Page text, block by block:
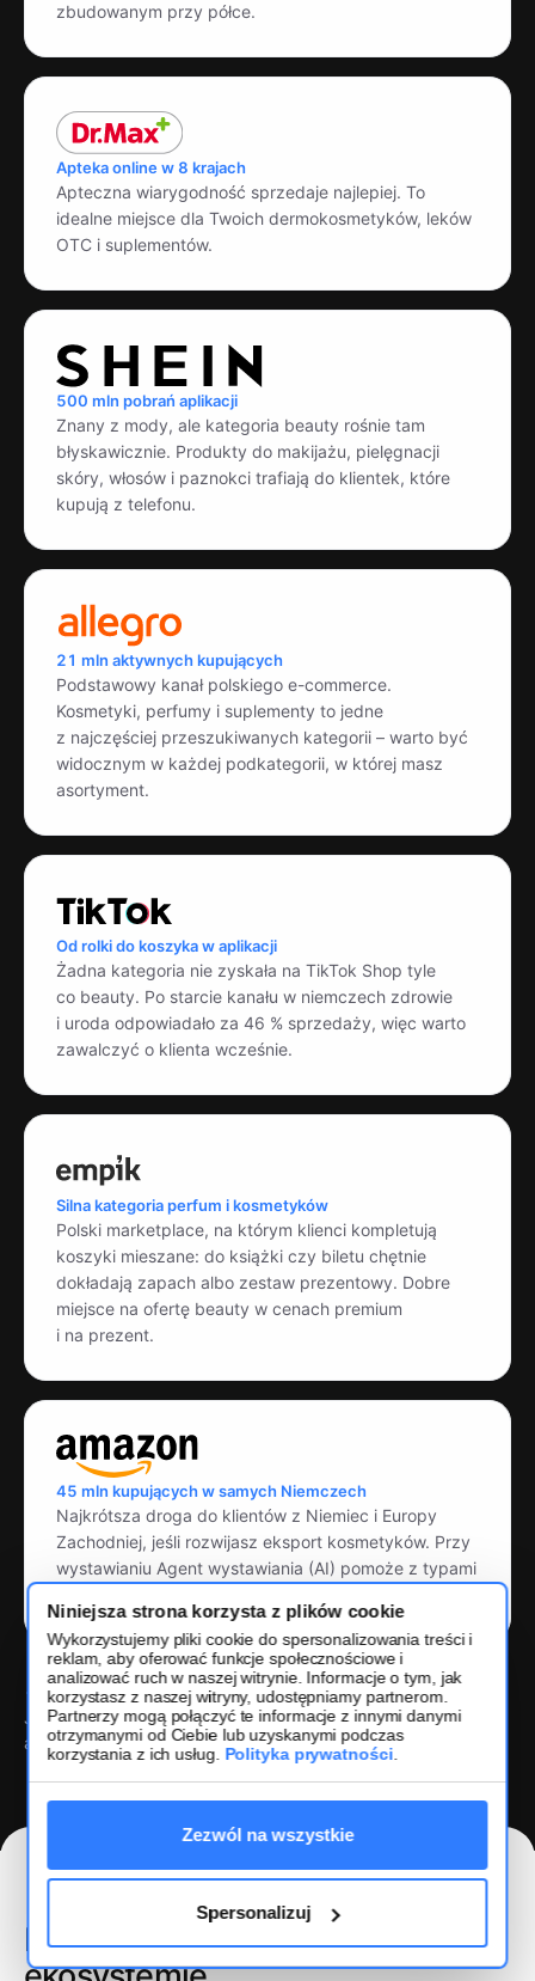
Niniejsza strona korzysta z plików cookie
Wykorzystujemy pliki cookie do spersonalizowania treści i
reklam, aby oferować funkcje społecznościowe i
analizować ruch w naszej witrynie. Informacje o tym, jak
korzystasz z naszej witryny, udostępniamy partnerom.
Partnerzy mogą połączyć te informacje z innymi danymi
otrzymanymi od Ciebie lub uzyskanymi podczas
korzystania z ich usług. Polityka prywatności.
Zezwól na wszystkie
Spersonalizuj
zbudowanym przy półce.
Apteka online w 8 krajach
Apteczna wiarygodność sprzedaje najlepiej. To
idealne miejsce dla Twoich dermokosmetyków, leków
OTC i suplementów.
500 mln pobrań aplikacji
Znany z mody, ale kategoria beauty rośnie tam
błyskawicznie. Produkty do makijażu, pielęgnacji
skóry, włosów i paznokci trafiają do klientek, które
kupują z telefonu.
21 mln aktywnych kupujących
Podstawowy kanał polskiego e-commerce.
Kosmetyki, perfumy i suplementy to jedne
z najczęściej przeszukiwanych kategorii – warto być
widocznym w każdej podkategorii, w której masz
asortyment.
Od rolki do koszyka w aplikacji
Żadna kategoria nie zyskała na TikTok Shop tyle
co beauty. Po starcie kanału w niemczech zdrowie
i uroda odpowiadało za 46 % sprzedaży, więc warto
zawalczyć o klienta wcześnie.
Silna kategoria perfum i kosmetyków
Polski marketplace, na którym klienci kompletują
koszyki mieszane: do książki czy biletu chętnie
dokładają zapach albo zestaw prezentowy. Dobre
miejsce na ofertę beauty w cenach premium
i na prezent.
45 mln kupujących w samych Niemczech
Najkrótsza droga do klientów z Niemiec i Europy
Zachodniej, jeśli rozwijasz eksport kosmetyków. Przy
wystawianiu Agent wystawiania (AI) pomoże z typami
Jedna oferta, jeden stan magazynowy, każdy kanał aktualny
automatycznie.
Ponad 2200 integracjiw jednym